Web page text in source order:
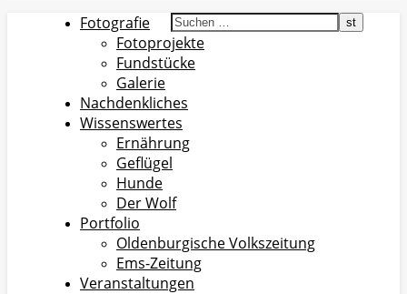
Fotografie
Fotoprojekte
Fundstücke
Galerie
Nachdenkliches
Wissenswertes
Ernährung
Geflügel
Hunde
Der Wolf
Portfolio
Oldenburgische Volkszeitung
Ems-Zeitung
Veranstaltungen